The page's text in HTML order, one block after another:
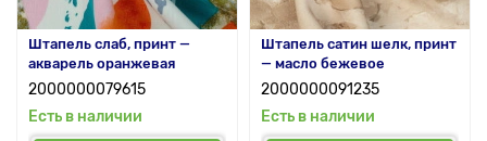
Штапель слаб, принт —
акварель оранжевая
2000000079615
Есть в наличии
Штапель сатин шелк, принт
— масло бежевое
2000000091235
Есть в наличии